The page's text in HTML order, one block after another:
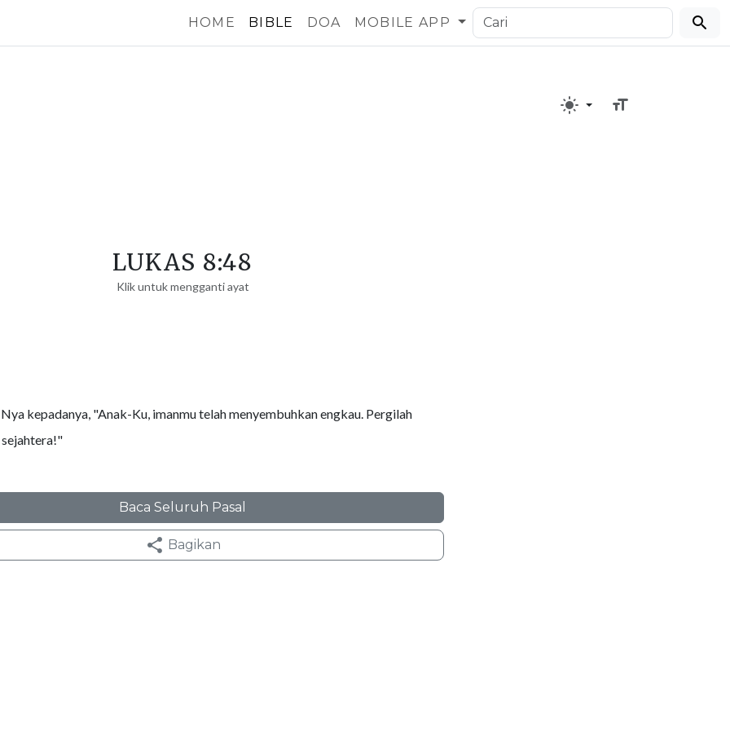
HOME BIBLE DOA MOBILE APP
LUKAS 8:48
Klik untuk mengganti ayat
kepadanya, "Anak-Ku, imanmu telah menyembuhkan engkau. Pergilah
Baca Seluruh Pasal
Bagikan